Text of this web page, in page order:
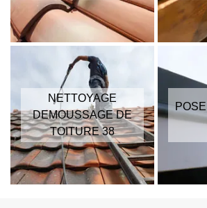
NETTOYAGE
DEMOUSSAGE DE
TOITURE 38